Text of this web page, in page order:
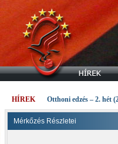
HÍREK Otthoni edzés – 2. hét
Mérkőzés Részletei